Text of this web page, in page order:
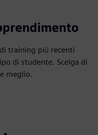
training più recenti
di studente. Scelga di
meglio.